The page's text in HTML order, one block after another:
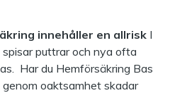
innehåller en allrisk I
spisar puttrar och nya ofta
Har du Hemförsäkring Bas
oaktsamhet skadar